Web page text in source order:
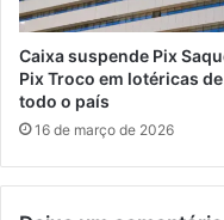
g
o
n
o
e
t
Caixa suspende Pix
Pix Troco em lotéricas de
todo o país
16 de março de 2026